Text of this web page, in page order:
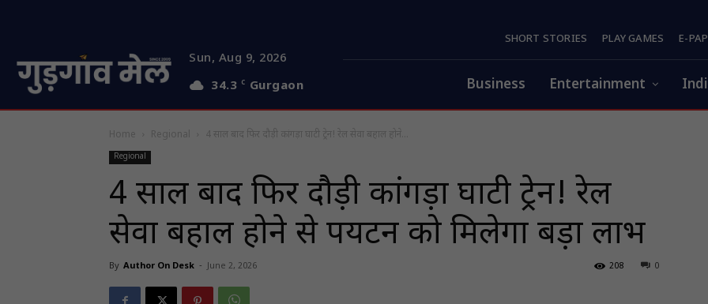
Sun, Aug 9, 2026
34.3 C Gurgaon
SHORT STORIES PLAY GAMES E-
Business Entertainment
Home Regional 4 साल बाद फिर दौड़ी कांगड़ा घाटी ट्रेन! रेल सेवा बहाल होने...
Regional
4 साल बाद फिर दौड़ी कांगड़ा घाटी ट्रेन! रेल
सेवा बहाल होने से पर्यटन को मिलेगा बड़ा लाभ
By Author On Desk - June 2, 2026 0
208